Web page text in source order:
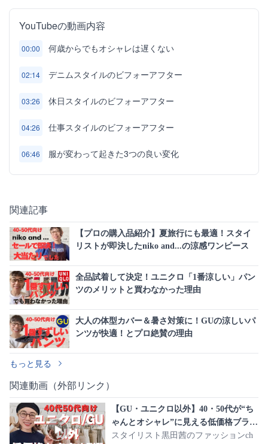
YouTubeの動画内容
00:00 何歳からでもオシャレは遅くない
02:14 デニムスタイルのビフォーアフター
03:26 休日スタイルのビフォーアフター
04:26 仕事スタイルのビフォーアフター
06:46 服が変わって起きた3つの良い変化
関連記事
【プロの購入品紹介】夏旅行にも最適！スタイ
リストが即決したniko and...の涼感ワンピース
全品試着して決定！ユニクロ「1番涼しい」パン
ツのメリットと買わなかった理由
大人の体型カバー＆暑さ対策に！GUの涼しいパ
ンツが快適！とプロ絶賛の理由
もっと見る
関連動画（外部リンク）
【GU・ユニクロ以外】40・50代が“ち
ゃんとオシャレ”に見える低価格ブラン
ド7選
スタイリスト黒田茜のファッションch